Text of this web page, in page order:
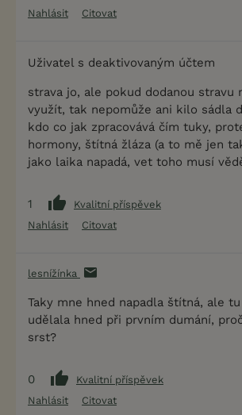
Nahlásit
Citovat
Uživatel s deaktivovaným účtem
strava jo, ale pokud dodanou stravu
využít, tak nepomůže ani kilo sádla
kdo co jak zpracovává čím tuky,
hormony, štítná žláza (a to mě jen
jako laika napadá, vet toho musí
1
Kvalitní příspěvek
Nahlásit
Citovat
lesnížínka
Taky mne hned napadla štítná, ale
udělala hned při prvním dumání,
srst?
0
Kvalitní příspěvek
Nahlásit
Citovat